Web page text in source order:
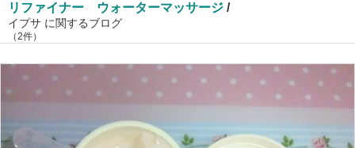
リファイナー ウォーターマッサージ /
イプサ に関するブログ
（2件）